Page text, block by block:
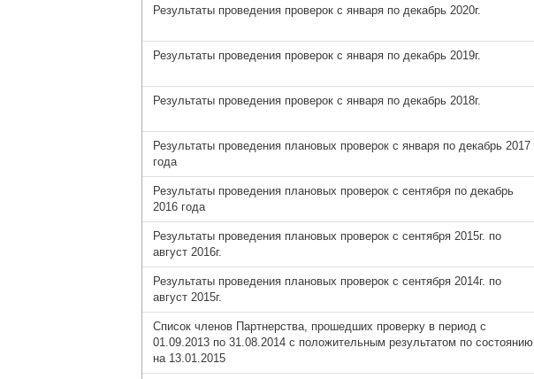
Результаты проведения проверок с января по декабрь 2020г.
Результаты проведения проверок с января по декабрь 2019г.
Результаты проведения проверок с января по декабрь 2018г.
Результаты проведения плановых проверок с января по декабрь 2017
года
Результаты проведения плановых проверок с сентября по декабрь
2016 года
Результаты проведения плановых проверок с сентября 2015г. по
август 2016г.
Результаты проведения плановых проверок с сентября 2014г. по
август 2015г.
Список членов Партнерства, прошедших проверку в период с
01.09.2013 по 31.08.2014 с положительным результатом по состоянию
на 13.01.2015